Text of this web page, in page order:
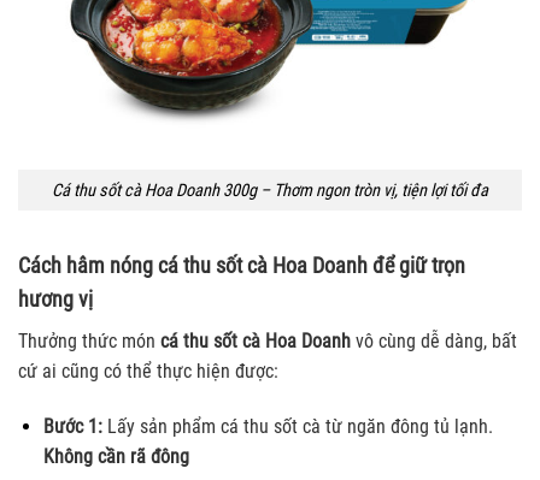
Cá thu sốt cà Hoa Doanh 300g – Thơm ngon tròn vị, tiện lợi tối đa
Cách hâm nóng cá thu sốt cà Hoa Doanh để giữ trọn
hương vị
Thưởng thức món cá thu sốt cà Hoa Doanh vô cùng dễ dàng, bất
cứ ai cũng có thể thực hiện được:
Bước 1:Lấy sản phẩm cá thu sốt cà từ ngăn đông tủ lạnh.
Không cần rã đông